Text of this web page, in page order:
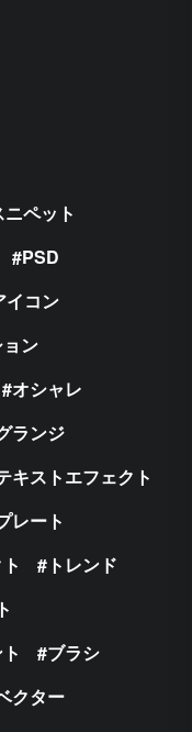
ペット
PSD
イコン
ン
オシャレ
ランジ
キストエフェクト
レート
トレンド
ブラシ
クター